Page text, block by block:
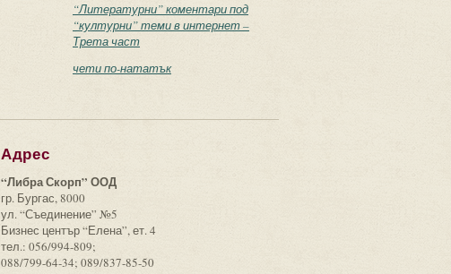
“Литературни” коментари под
“културни” теми в интернет –
Трета част
чети по-нататък
Адрес
“Либра Скорп” ООД
гр. Бургас, 8000
ул. “Съединение” №5
Бизнес център “Елена”, ет. 4
тел.: 056/994-809;
088/799-64-34; 089/837-85-50